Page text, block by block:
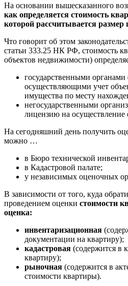
На основании вышесказанного
как определяется стоимость
которой рассчитывается
Что говорит об этом
статьи 333.25 НК РФ, стоимость
объектов недвижимости)
государственными органами
осуществляющими учет
имущества по месту
негосударственными
лицензию на осуществление
На сегодняшний день получить
можно …
в Бюро технической
в Кадастровой палате;
у независимых оценочных
В зависимости от того, куда
проведением оценки стоимости
оценка:
инвентаризационная
документации на квартиру);
кадастровая (содержится в
квартиру);
рыночная (содержится в
стоимости квартиры).